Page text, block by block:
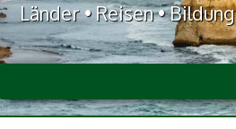
Länder • Reisen • Bildung